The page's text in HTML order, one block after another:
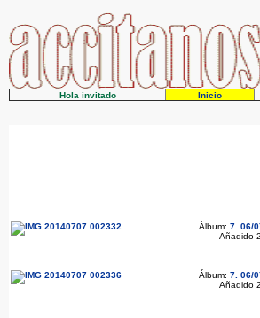
Hola invitado Inicio
Álbum: 7. 06/
Añadido
Álbum: 7. 06/
Añadido